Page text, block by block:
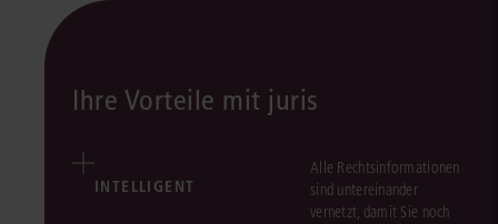
Ihre Vorteile mit juris
INTELLIGENT
Alle Rechtsinformationen
sind untereinander
vernetzt, damit Sie noch